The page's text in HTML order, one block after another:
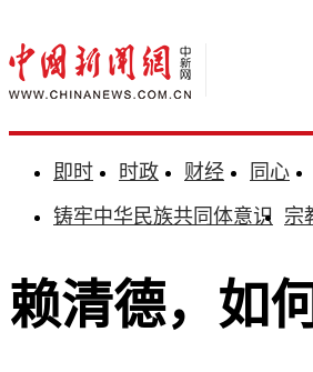
即时 时政 财经 同心
铸牢中华民族共同体意识 宗
赖清德，如